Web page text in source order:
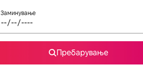
Заминување
Пребарување